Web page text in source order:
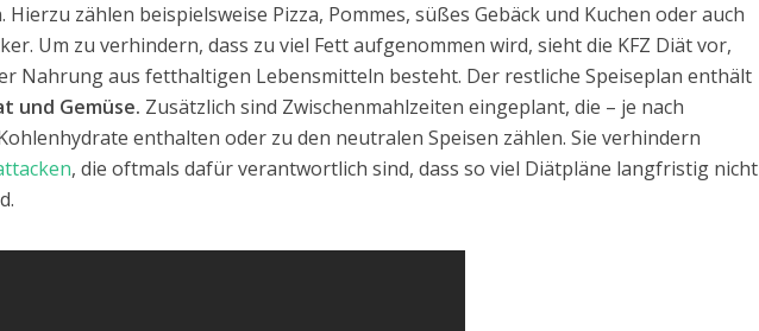
zählen beispielsweise Pizza, Pommes, süßes Gebäck und Kuchen oder auch
Um zu verhindern, dass zu viel Fett aufgenommen wird, sieht die KFZ Diät vor,
Nahrung aus fetthaltigen Lebensmitteln besteht. Der restliche Speiseplan enthält
und Gemüse. Zusätzlich sind Zwischenmahlzeiten eingeplant, die – je nach
enthalten oder zu den neutralen Speisen zählen. Sie verhindern
, die oftmals dafür verantwortlich sind, dass so viel Diätpläne langfristig nicht